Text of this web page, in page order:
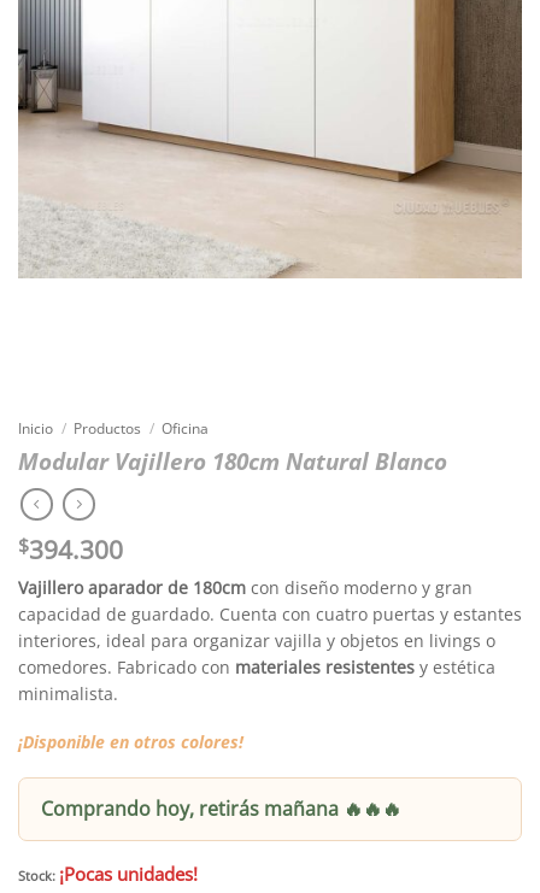
Inicio / Productos / Oficina
Modular Vajillero 180cm Natural Blanco
$394.300
Vajillero aparador de 180cm con diseño moderno y gran
capacidad de guardado. Cuenta con cuatro puertas y estantes
interiores, ideal para organizar vajilla y objetos en livings o
comedores. Fabricado con materiales resistentes y estética
minimalista.
¡Disponible en otros colores!
Comprando hoy, retirás mañana 🔥🔥🔥
Stock: ¡Pocas unidades!